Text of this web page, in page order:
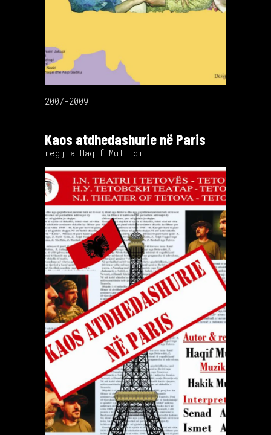
2007-2009
Kaos atdhedashurie në Paris
regjia Haqif Mulliqi